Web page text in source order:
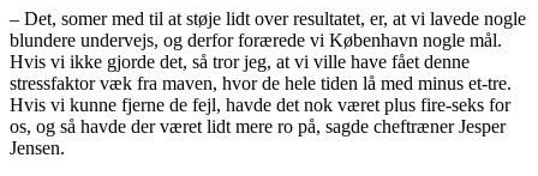
– Det, somer med til at støje lidt over resultatet, er, at vi lavede nogle
blundere undervejs, og derfor forærede vi København nogle mål.
Hvis vi ikke gjorde det, så tror jeg, at vi ville have fået denne
stressfaktor væk fra maven, hvor de hele tiden lå med minus et-tre.
Hvis vi kunne fjerne de fejl, havde det nok været plus fire-seks for
os, og så havde der været lidt mere ro på, sagde cheftræner Jesper
Jensen.